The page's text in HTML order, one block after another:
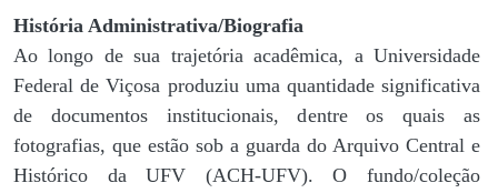
História Administrativa/Biografia
Ao longo de sua trajetória acadêmica, a Universidade
Federal de Viçosa produziu uma quantidade significativa
de documentos institucionais, dentre os quais as
fotografias, que estão sob a guarda do Arquivo Central e
Histórico da UFV (ACH-UFV). O fundo/coleção